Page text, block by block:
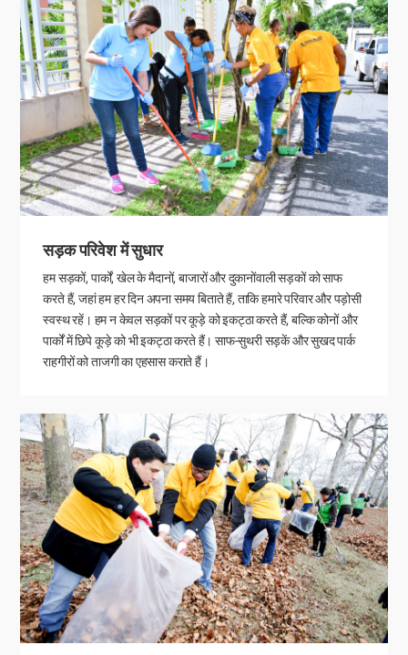
सड़क परिवेश में सुधार
हम सड़कों, पार्कों, खेल के मैदानों, बाजारों और दुकानोंवाली सड़कों को साफ
करते हैं, जहां हम हर दिन अपना समय बिताते हैं, ताकि हमारे परिवार और पड़ोसी
स्वस्थ रहें। हम न केवल सड़कों पर कूड़े को इकट्ठा करते हैं, बल्कि कोनों और
पार्कों में छिपे कूड़े को भी इकट्ठा करते हैं। साफ-सुथरी सड़कें और सुखद पार्क
राहगीरों को ताजगी का एहसास कराते हैं।